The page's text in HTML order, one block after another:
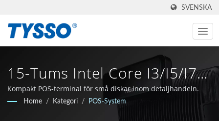
SVENSKA
15-Tums Intel Core I3/i5/i7
POS-System För
Kompakt POS-terminal för små diskar inom detaljhandeln.
Home / Kategori / POS-System